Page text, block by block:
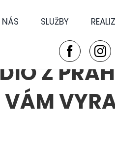
SLUŽBY
Z
VÁM